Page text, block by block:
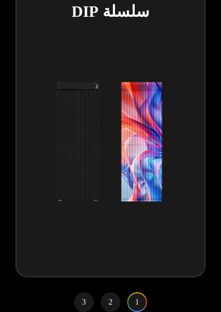
سلسلة DIP
1
2
3